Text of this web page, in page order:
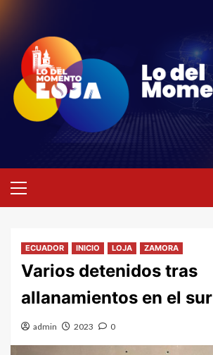
contenido
primario
ECUADOR INICIO LOJA ZAMORA
Varios detenidos tras
allanamientos en el sur
admin 2023 0